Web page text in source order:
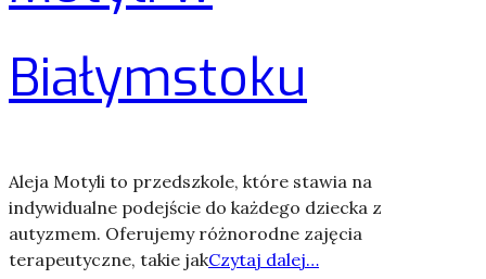
Białymstoku
Aleja Motyli to przedszkole, które stawia na
indywidualne podejście do każdego dziecka z
autyzmem. Oferujemy różnorodne zajęcia
terapeutyczne, takie jakCzytaj dalej…